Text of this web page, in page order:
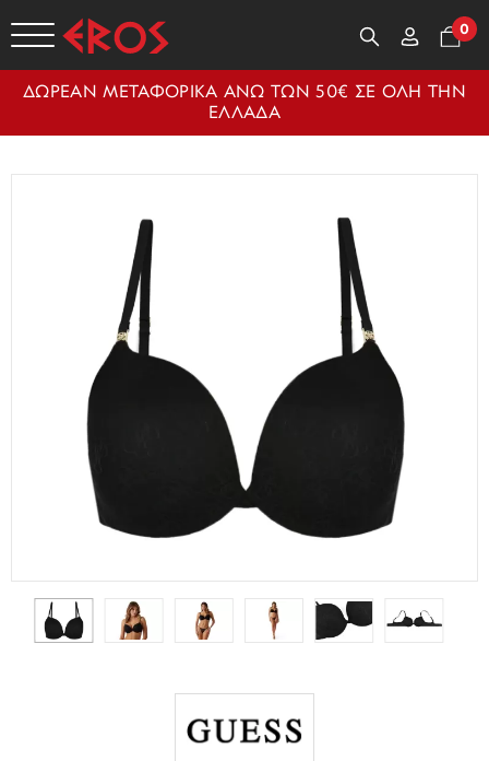
0
ΔΩΡΕΑΝ ΜΕΤΑΦΟΡΙΚΑ ΑΝΩ ΤΩΝ 50€ ΣΕ ΟΛΗ ΤΗΝ
ΕΛΛΑΔΑ